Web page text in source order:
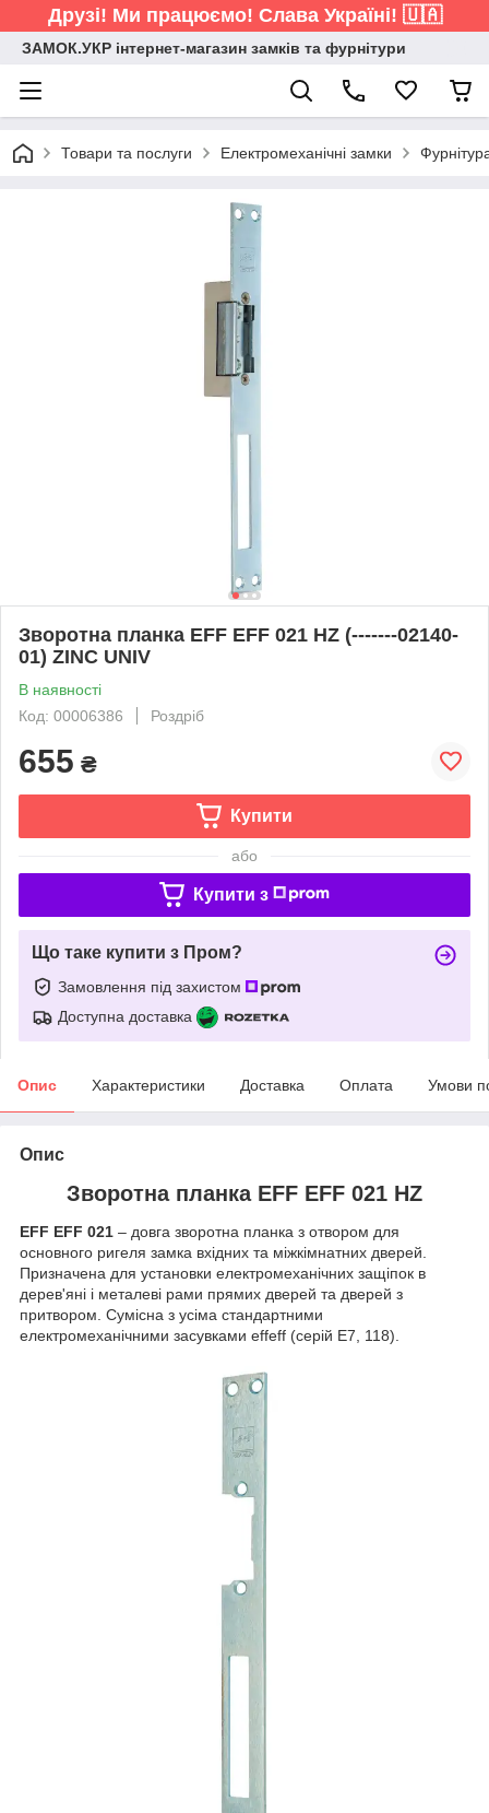
Друзі! Ми працюємо! Слава Україні! 🇺🇦
ЗАМОК.УКР інтернет-магазин замків та фурнітури
Товари та послуги Електромеханічні замки
Зворотна планка EFF EFF 021 HZ (-------02140-
01) ZINC UNIV
В наявності
Код: 00006386
Роздріб
655 ₴
Купити
або
Купити з
Що таке купити з Пром?
Замовлення під захистом
Доступна доставка
Опис Характеристики Доставка Оплата Умови
Опис
Зворотна планка EFF EFF 021 HZ
EFF EFF 021 – довга зворотна планка з отвором для
основного ригеля замка вхідних та міжкімнатних дверей.
Призначена для установки електромеханічних защіпок в
дерев'яні і металеві рами прямих дверей та дверей з
притвором. Сумісна з усіма стандартними
електромеханічними засувками effeff (серій Е7, 118).